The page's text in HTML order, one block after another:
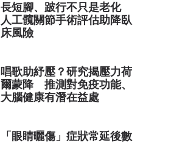
長短腳、跛行不只是老化
人工髖關節手術評估助降臥
床風險
唱歌助紓壓？研究揭壓力荷
爾蒙降 推測對免疫功能、
大腦健康有潛在益處
「眼睛曬傷」症狀常延後數